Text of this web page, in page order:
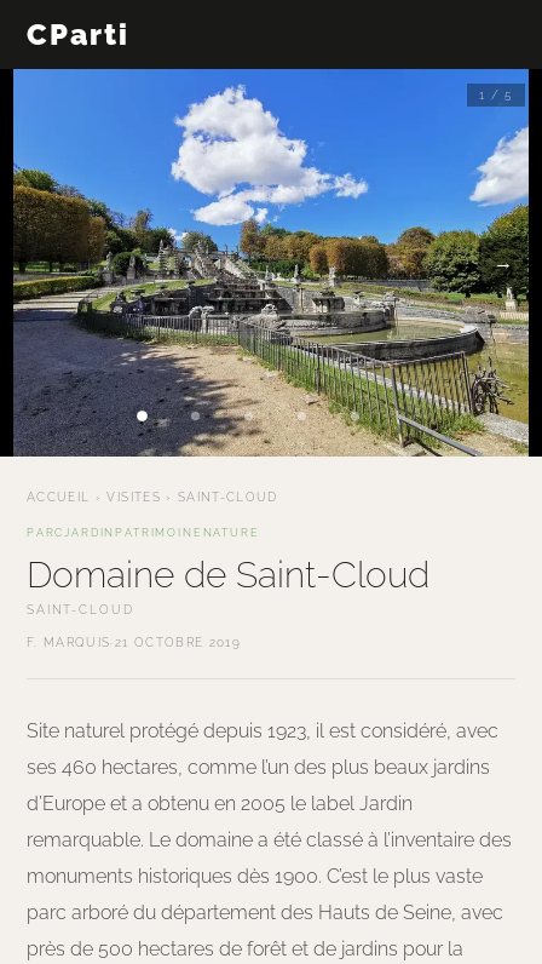
CParti
← →
1 / 5
ACCUEIL ›VISITES › SAINT-CLOUD
PARC JARDINPATRIMOINE NATURE
Domaine de Saint-Cloud
SAINT-CLOUD
F. MARQUIS· 21 OCTOBRE 2019
Site naturel protégé depuis 1923, il est considéré, avec
ses 460 hectares, comme l’un des plus beaux jardins
d’Europe et a obtenu en 2005 le label Jardin
remarquable. Le domaine a été classé à l’inventaire des
monuments historiques dès 1900. C’est le plus vaste
parc arboré du département des Hauts de Seine, avec
près de 500 hectares de forêt et de jardins pour la